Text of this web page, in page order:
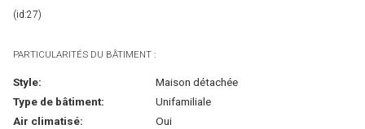
(id:27)
PARTICULARITÉS DU BÂTIMENT :
Style:
Maison détachée
Type de bâtiment:
Unifamiliale
Air climatisé:
Oui